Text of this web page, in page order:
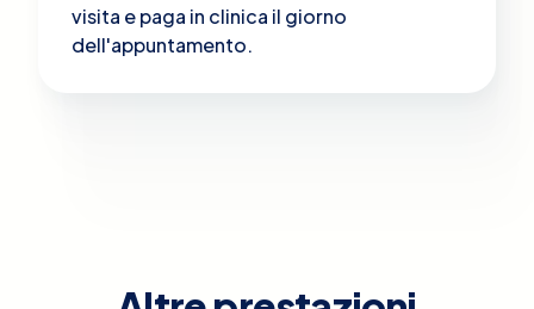
visita e paga in clinica il giorno
dell'appuntamento.